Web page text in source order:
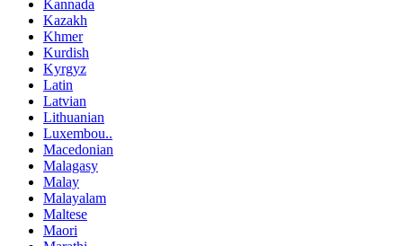
Kannada
Kazakh
Khmer
Kurdish
Kyrgyz
Latin
Latvian
Lithuanian
Luxembou..
Macedonian
Malagasy
Malay
Malayalam
Maltese
Maori